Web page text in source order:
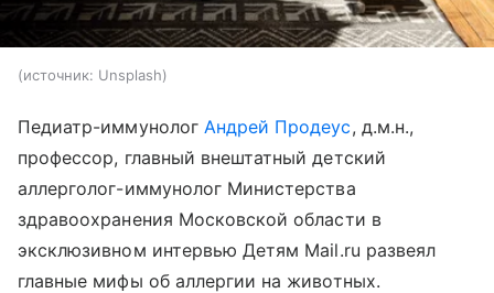
источник: Unsplash
Педиатр-иммунолог Андрей Продеус, д.м.н.,
профессор, главный внештатный детский
аллерголог-иммунолог Министерства
здравоохранения Московской области в
эксклюзивном интервью Детям Mail.ru развеял
главные мифы об аллергии на животных.